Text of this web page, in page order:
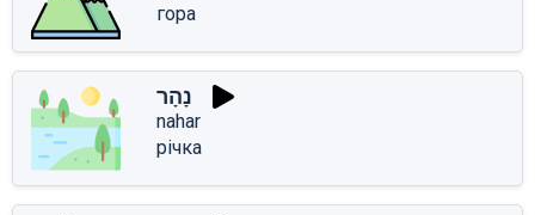
гора
נָהָר
nahar
річка